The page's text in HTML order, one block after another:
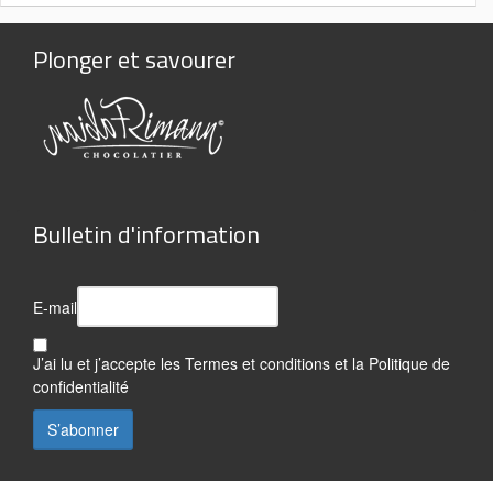
Plonger et savourer
Bulletin d'information
E-mail
J’ai lu et j’accepte les Termes et conditions et la Politique de
confidentialité